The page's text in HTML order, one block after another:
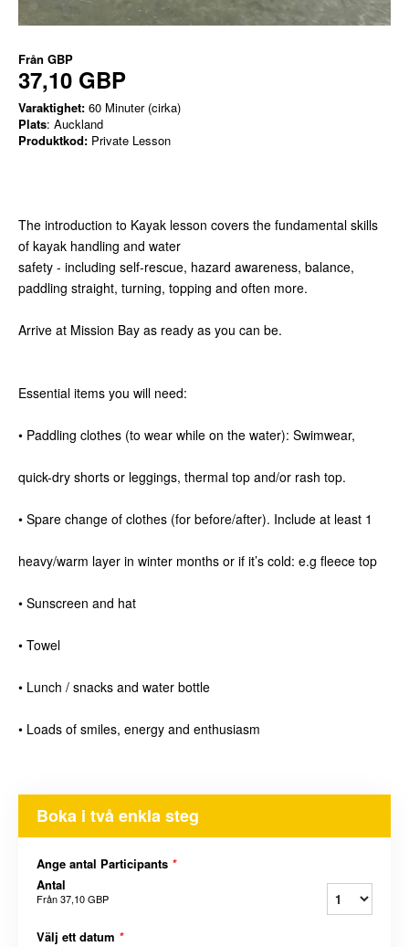
Från GBP
37,10 GBP
Varaktighet: 60 Minuter (cirka)
Plats: Auckland
Produktkod: Private Lesson
The introduction to Kayak lesson covers the fundamental skills
of kayak handling and water
safety - including self-rescue, hazard awareness, balance,
paddling straight, turning, topping and often more.
Arrive at Mission Bay as ready as you can be.
Essential items you will need:
• Paddling clothes (to wear while on the water): Swimwear,
quick-dry shorts or leggings, thermal top and/or rash top.
• Spare change of clothes (for before/after). Include at least 1
heavy/warm layer in winter months or if it’s cold: e.g fleece top
• Sunscreen and hat
• Towel
• Lunch / snacks and water bottle
• Loads of smiles, energy and enthusiasm
Boka i två enkla steg
Ange antal Participants *
Antal
Från37,10 GBP
Välj ett datum *